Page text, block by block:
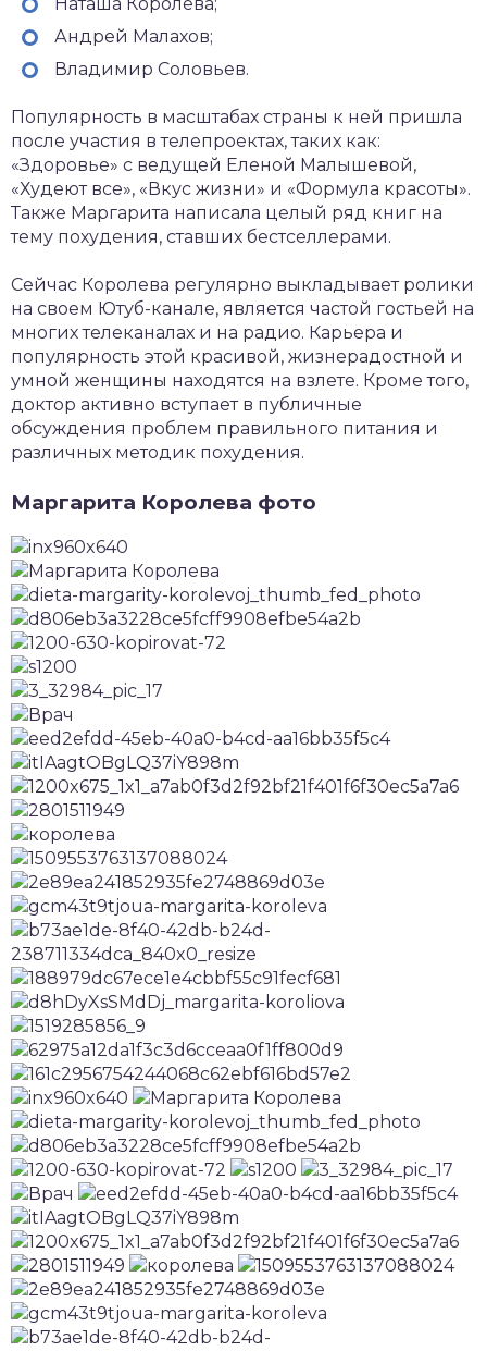
Андрей Малахов;
Владимир Соловьев.
Популярность в масштабах страны к ней пришла
после участия в телепроектах, таких как:
«Здоровье» с ведущей Еленой Малышевой,
«Худеют все», «Вкус жизни» и «Формула красоты».
Также Маргарита написала целый ряд книг на
тему похудения, ставших бестселлерами.
Сейчас Королева регулярно выкладывает ролики
на своем Ютуб-канале, является частой гостьей на
многих телеканалах и на радио. Карьера и
популярность этой красивой, жизнерадостной и
умной женщины находятся на взлете. Кроме того,
доктор активно вступает в публичные
обсуждения проблем правильного питания и
различных методик похудения.
Маргарита Королева фото